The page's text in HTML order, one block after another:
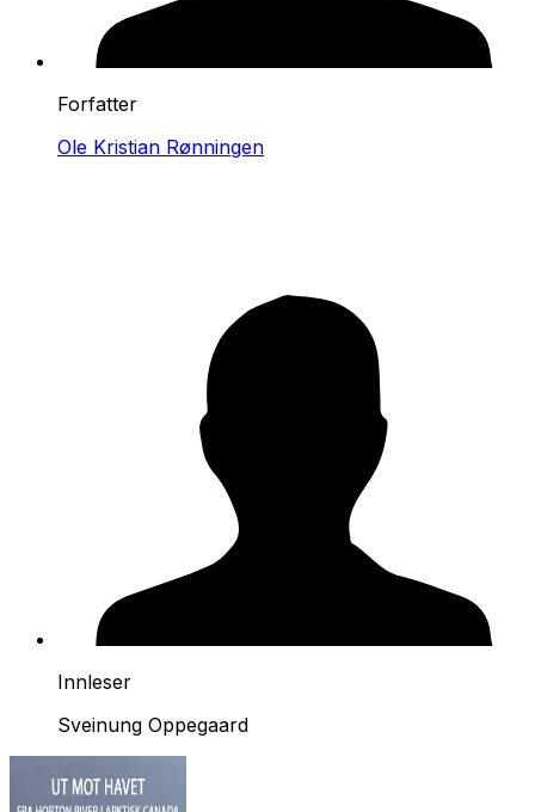
Forfatter
Ole Kristian Rønningen
Innleser
Sveinung Oppegaard